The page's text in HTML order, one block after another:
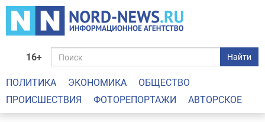
16+ Найти
ПОЛИТИКА ЭКОНОМИКА
ОБЩЕСТВО
ПРОИСШЕСТВИЯ
ФОТОРЕПОРТАЖИ АВТОРСКОЕ